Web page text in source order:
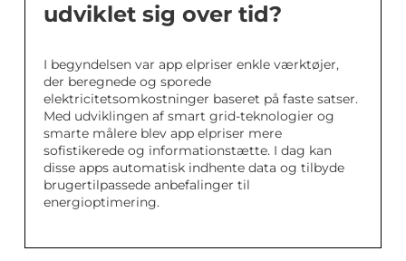
udviklet sig over tid?
I begyndelsen var app elpriser enkle værktøjer,
der beregnede og sporede
elektricitetsomkostninger baseret på faste satser.
Med udviklingen af smart grid-teknologier og
smarte målere blev app elpriser mere
sofistikerede og informationstætte. I dag kan
disse apps automatisk indhente data og tilbyde
brugertilpassede anbefalinger til
energioptimering.